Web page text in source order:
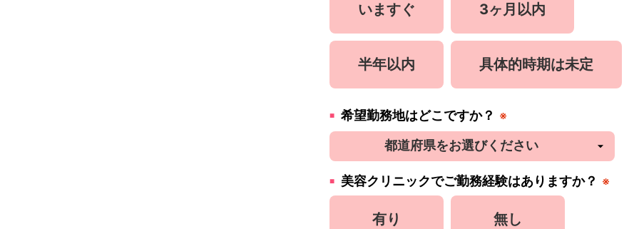
いますぐ 3ヶ月以内
半年以内 具体的時期は未定
希望勤務地はどこですか？ ※
美容クリニックでご勤務経験はありますか？ ※
有り 無し